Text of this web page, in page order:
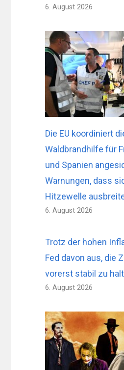
6. August 2026
Die EU koordiniert
Waldbrandhilfe für
und Spanien
Warnungen, dass
Hitzewelle
6. August 2026
Trotz der hohen
Fed davon aus, die
vorerst stabil zu
6. August 2026